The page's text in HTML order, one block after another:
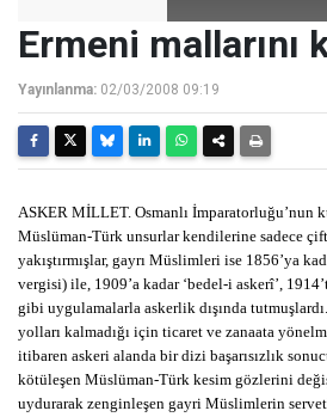
Ermeni mallarını
Yayınlanma: 02/03/2008 09:19
ASKER MİLLET. Osmanlı İmparatorluğu’nun
Müslüman-Türk unsurlar kendilerine sadece
yakıştırmışlar, gayrı Müslimleri ise 1856’ya
vergisi) ile, 1909’a kadar ‘bedel-i askerî’,
gibi uygulamalarla askerlik dışında
yolları kalmadığı için ticaret ve zanaata
itibaren askeri alanda bir dizi başarısızlık
kötüleşen Müslüman-Türk kesim gözlerini
uydurarak zenginleşen gayri Müslimlerin